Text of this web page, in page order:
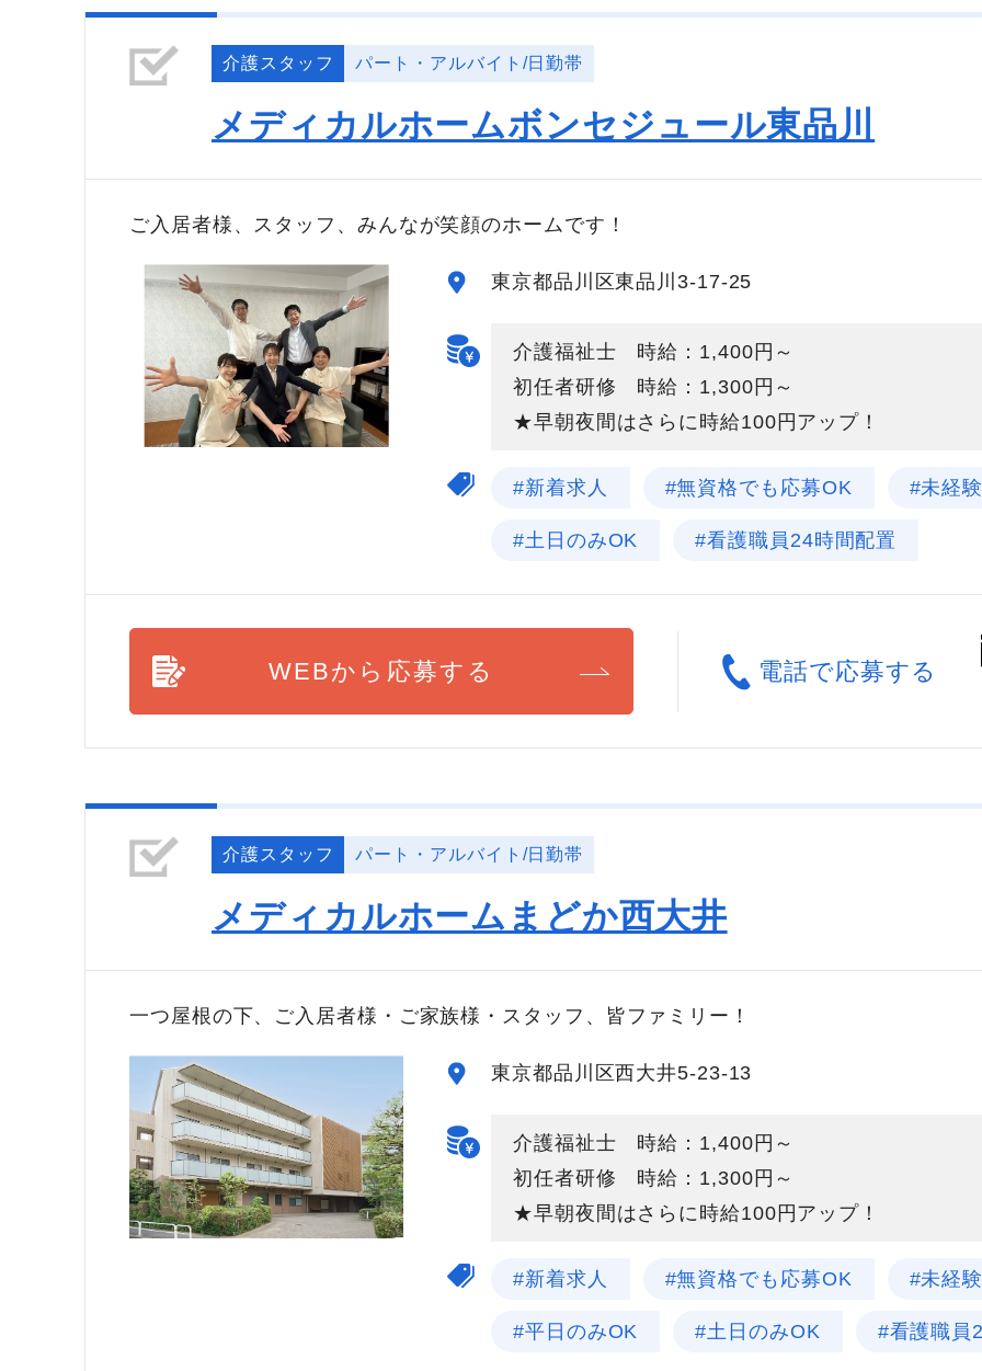
介護スタッフ パート・アルバイト/日勤帯
メディカルホームボンセジュール東品川
ご入居者様、スタッフ、みんなが笑顔のホームです！
東京都品川区東品川3-17-25
介護福祉士 時給：1,400円～
初任者研修 時給：1,300円～
★早朝夜間はさらに時給100円アップ！
#新着求人 #無資格でも応募OK #未経
#土日のみOK #看護職員24時間配置
WEBから応募する 電話で応募する
介護スタッフ パート・アルバイト/日勤帯
メディカルホームまどか西大井
一つ屋根の下、ご入居者様・ご家族様・スタッフ、皆ファミリー！
東京都品川区西大井5-23-13
介護福祉士 時給：1,400円～
初任者研修 時給：1,300円～
★早朝夜間はさらに時給100円アップ！
#新着求人 #無資格でも応募OK #未経
#平日のみOK #土日のみOK #看護職員